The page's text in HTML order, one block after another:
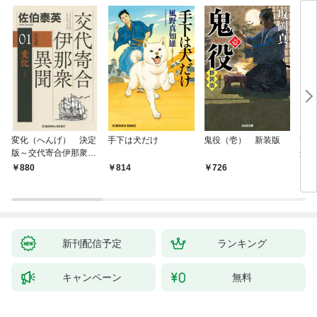
変化（へんげ） 決定
版～交代寄合伊那衆異
聞（1）～
880
手下は犬だけ
814
鬼役（壱） 新装版
726
南
舟
新刊配信予定 ランキング
キャンペーン 無料